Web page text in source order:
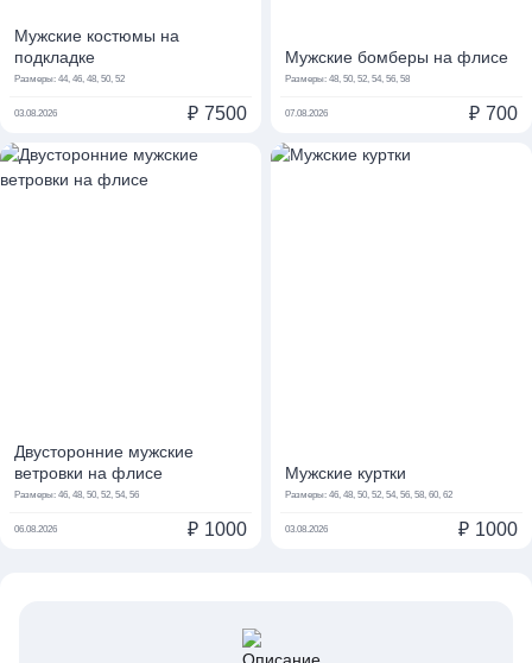
Мужские костюмы на
подкладке
Размеры: 44, 46, 48, 50, 52
03.08.2026 ₽ 7500
Мужские бомберы на флисе
Размеры: 48, 50, 52, 54, 56, 58
07.08.2026 ₽ 700
Двусторонние мужские
ветровки на флисе
Размеры: 46, 48, 50, 52, 54, 56
06.08.2026 ₽ 1000
Мужские куртки
Размеры: 46, 48, 50, 52, 54, 56, 58, 60, 62
03.08.2026 ₽ 1000